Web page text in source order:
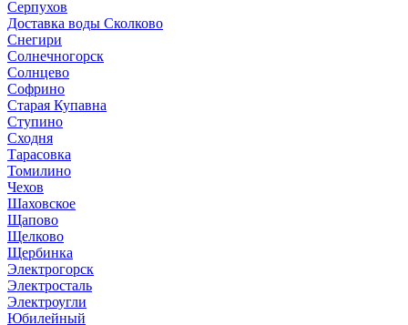
Серпухов
Доставка воды Сколково
Снегири
Солнечногорск
Солнцево
Софрино
Старая Купавна
Ступино
Сходня
Тарасовка
Томилино
Чехов
Шаховское
Щапово
Щелково
Щербинка
Электрогорск
Электросталь
Электроугли
Юбилейный